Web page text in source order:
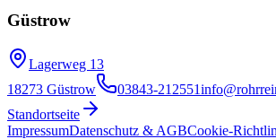
Güstrow
Lagerweg 13
18273 Güstrow
03843-212551
Standortseite
ImpressumDatenschutz & AGBCookie-